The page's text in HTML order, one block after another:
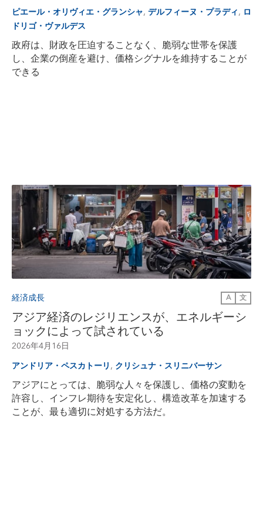
ピエール・オリヴィエ・グランシャ, デルフィーヌ・プラディ, ロ
ドリゴ・ヴァルデス
政府は、財政を圧迫することなく、脆弱な世帯を保護
し、企業の倒産を避け、価格シグナルを維持することが
できる
経済成長 A 文
アジア経済のレジリエンスが、エネルギーシ
ョックによって試されている
2026年4月16日
アンドリア・ペスカトーリ, クリシュナ・スリニバーサン
アジアにとっては、脆弱な人々を保護し、価格の変動を
許容し、インフレ期待を安定化し、構造改革を加速する
ことが、最も適切に対処する方法だ。